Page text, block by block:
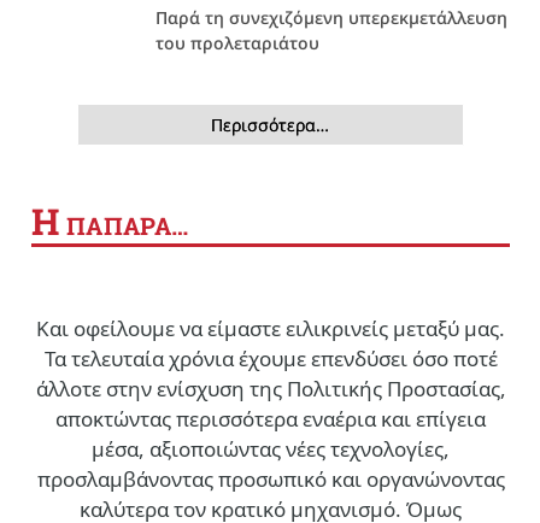
Παρά τη συνεχιζόμενη υπερεκμετάλλευση
του προλεταριάτου
Περισσότερα…
Η ΠΑΠΑΡΑ…
Και οφείλουμε να είμαστε ειλικρινείς μεταξύ μας.
Τα τελευταία χρόνια έχουμε επενδύσει όσο ποτέ
άλλοτε στην ενίσχυση της Πολιτικής Προστασίας,
αποκτώντας περισσότερα εναέρια και επίγεια
μέσα, αξιοποιώντας νέες τεχνολογίες,
προσλαμβάνοντας προσωπικό και οργανώνοντας
καλύτερα τον κρατικό μηχανισμό. Όμως